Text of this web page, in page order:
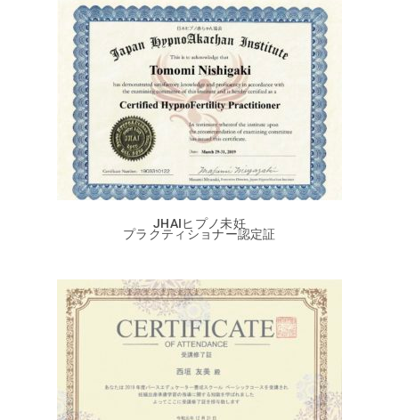
JHAIヒプノ未妊
プラクティショナー認定証